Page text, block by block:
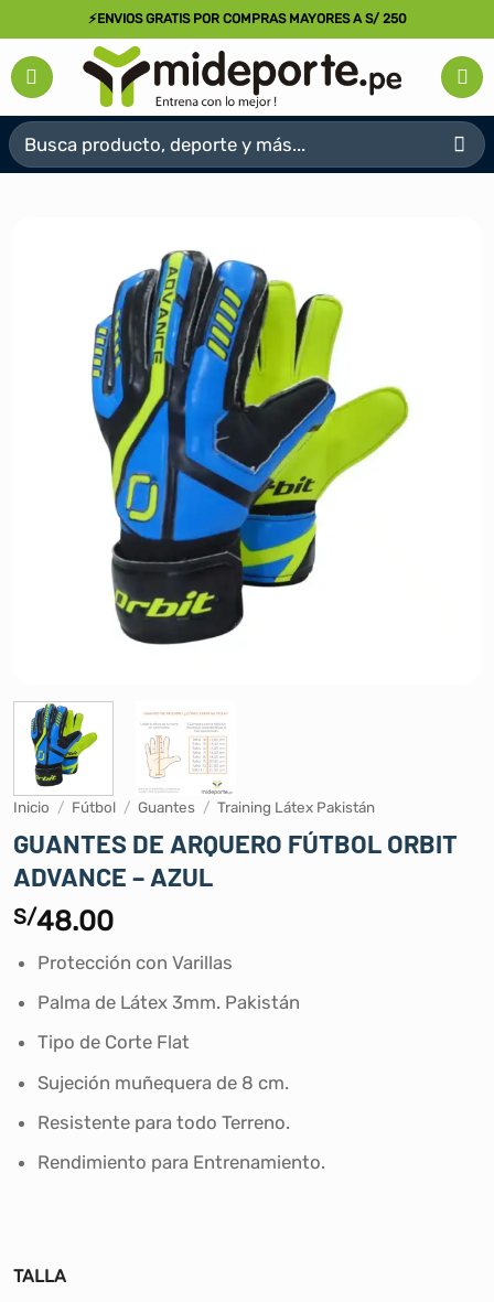
al
contenido
⚡ENVIOS GRATIS POR COMPRAS MAYORES A S/ 250
Buscar
por:
Inicio / Fútbol / Guantes / Training Látex Pakistán
GUANTES DE ARQUERO FÚTBOL ORBIT
ADVANCE – AZUL
S/48.00
Protección con Varillas
Palma de Látex 3mm. Pakistán
Tipo de Corte Flat
Sujeción muñequera de 8 cm.
Resistente para todo Terreno.
Rendimiento para Entrenamiento.
TALLA